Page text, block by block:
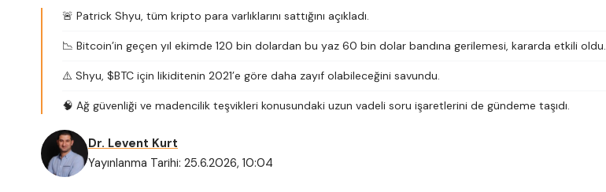
🚨 Patrick Shyu, tüm kripto para varlıklarını sattığını açıkladı.
📉 Bitcoin’in geçen yıl ekimde 120 bin dolardan bu yaz 60 bin dolar bandına gerilemesi, kararda etkili oldu.
⚠️ Shyu, $BTC için likiditenin 2021’e göre daha zayıf olabileceğini savundu.
🧠 Ağ güvenliği ve madencilik teşvikleri konusundaki uzun vadeli soru işaretlerini de gündeme taşıdı.
Yayınlanma Tarihi: 25.6.2026, 10:04
Dr. Levent Kurt